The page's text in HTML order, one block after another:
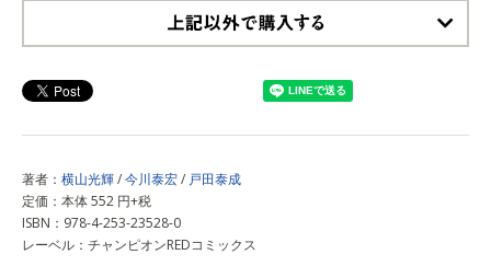
著者： 横山光輝/今川泰宏/ 戸田泰成
定価：本体 552 円+税
ISBN：978-4-253-23528-0
レーベル：チャンピオンREDコミックス